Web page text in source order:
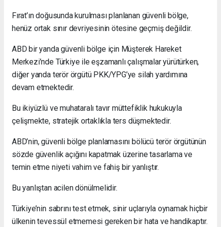
Fırat’ın doğusunda kurulması planlanan güvenli bölge,
henüz ortak sınır devriyesinin ötesine geçmiş değildir.
ABD bir yanda güvenli bölge için Müşterek Hareket
Merkezi’nde Türkiye ile eşzamanlı çalışmalar yürütürken,
diğer yanda terör örgütü PKK/YPG’ye silah yardımına
devam etmektedir.
Bu ikiyüzlü ve muhataralı tavır müttefiklik hukukuyla
çelişmekte, stratejik ortaklıkla ters düşmektedir.
ABD’nin, güvenli bölge planlamasını bölücü terör örgütünün
sözde güvenlik açığını kapatmak üzerine tasarlama ve
temin etme niyeti vahim ve fahiş bir yanlıştır.
Bu yanlıştan acilen dönülmelidir.
Türkiye’nin sabrını test etmek, sinir uçlarıyla oynamak hiçbir
ülkenin tevessül etmemesi gereken bir hata ve handikaptır.